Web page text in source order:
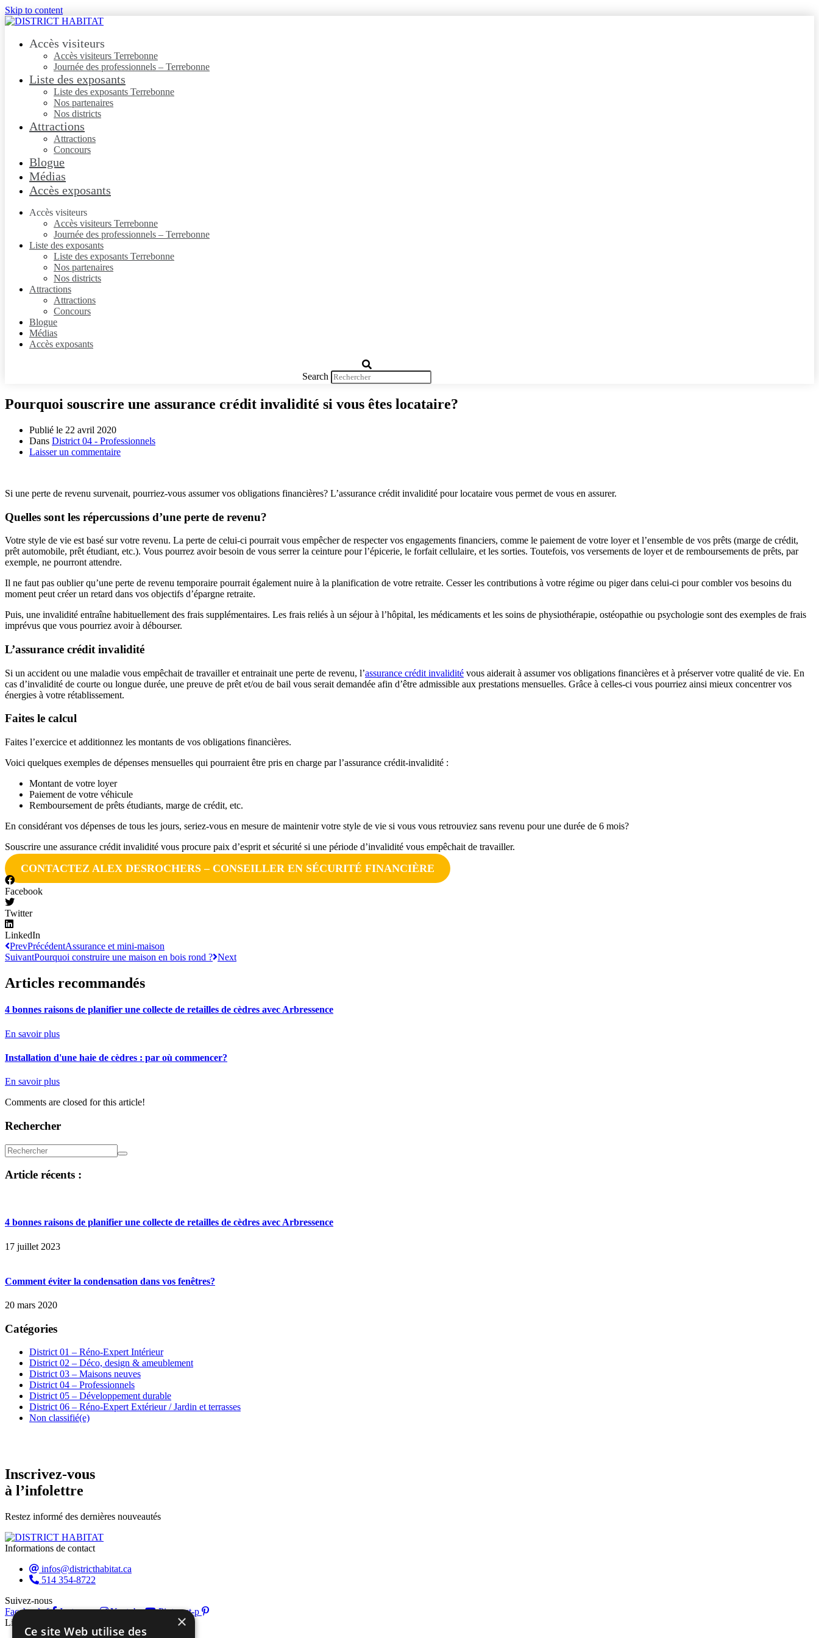
Skip to content
Accès visiteurs
Accès visiteurs Terrebonne
Journée des professionnels – Terrebonne
Liste des exposants
Liste des exposants Terrebonne
Nos partenaires
Nos districts
Attractions
Attractions
Concours
Blogue
Médias
Accès exposants
Accès visiteurs
Accès visiteurs Terrebonne
Journée des professionnels – Terrebonne
Liste des exposants
Liste des exposants Terrebonne
Nos partenaires
Nos districts
Attractions
Attractions
Concours
Blogue
Médias
Accès exposants
Search
Pourquoi souscrire une assurance crédit invalidité si vous êtes locataire?
Publié le 22 avril 2020
Dans District 04 - Professionnels
Laisser un commentaire
Si une perte de revenu survenait, pourriez-vous assumer vos obligations financières? L’assurance crédit invalidité pour locataire vous permet de vous en assurer.
Quelles sont les répercussions d’une perte de revenu?
Votre style de vie est basé sur votre revenu. La perte de celui-ci pourrait vous empêcher de respecter vos engagements financiers, comme le paiement de votre loyer et l’ensemble de vos prêts (marge de crédit,
prêt automobile, prêt étudiant, etc.). Vous pourrez avoir besoin de vous serrer la ceinture pour l’épicerie, le forfait cellulaire, et les sorties. Toutefois, vos versements de loyer et de remboursements de prêts, par
exemple, ne pourront attendre.
Il ne faut pas oublier qu’une perte de revenu temporaire pourrait également nuire à la planification de votre retraite. Cesser les contributions à votre régime ou piger dans celui-ci pour combler vos besoins du
moment peut créer un retard dans vos objectifs d’épargne retraite.
Puis, une invalidité entraîne habituellement des frais supplémentaires. Les frais reliés à un séjour à l’hôpital, les médicaments et les soins de physiothérapie, ostéopathie ou psychologie sont des exemples de frais
imprévus que vous pourriez avoir à débourser.
L’assurance crédit invalidité
Si un accident ou une maladie vous empêchait de travailler et entrainait une perte de revenu, l’assurance crédit invalidité vous aiderait à assumer vos obligations financières et à préserver votre qualité de vie. En
cas d’invalidité de courte ou longue durée, une preuve de prêt et/ou de bail vous serait demandée afin d’être admissible aux prestations mensuelles. Grâce à celles-ci vous pourriez ainsi mieux concentrer vos
énergies à votre rétablissement.
Faites le calcul
Faites l’exercice et additionnez les montants de vos obligations financières.
Voici quelques exemples de dépenses mensuelles qui pourraient être pris en charge par l’assurance crédit-invalidité :
Montant de votre loyer
Paiement de votre véhicule
Remboursement de prêts étudiants, marge de crédit, etc.
En considérant vos dépenses de tous les jours, seriez-vous en mesure de maintenir votre style de vie si vous vous retrouviez sans revenu pour une durée de 6 mois?
Souscrire une assurance crédit invalidité vous procure paix d’esprit et sécurité si une période d’invalidité vous empêchait de travailler.
CONTACTEZ ALEX DESROCHERS – CONSEILLER EN SÉCURITÉ FINANCIÈRE
Facebook
Twitter
LinkedIn
PrevPrécédentAssurance et mini-maison
SuivantPourquoi construire une maison en bois rond ? Next
Articles recommandés
4 bonnes raisons de planifier une collecte de retailles de cèdres avec Arbressence
En savoir plus
Installation d'une haie de cèdres : par où commencer?
En savoir plus
Comments are closed for this article!
Rechercher
Article récents :
4 bonnes raisons de planifier une collecte de retailles de cèdres avec Arbressence
17 juillet 2023
Comment éviter la condensation dans vos fenêtres?
20 mars 2020
Catégories
District 01 – Réno-Expert Intérieur
District 02 – Déco, design & ameublement
District 03 – Maisons neuves
District 04 – Professionnels
District 05 – Développement durable
District 06 – Réno-Expert Extérieur / Jardin et terrasses
Non classifié(e)
Inscrivez-vous
à l’infolettre
Restez informé des dernières nouveautés
Informations de contact
infos@districthabitat.ca
514 354-8722
Suivez-nous
Facebook-f
Instagram Youtube
Pinterest-p
Liens rapides
×
Ce site Web utilise des